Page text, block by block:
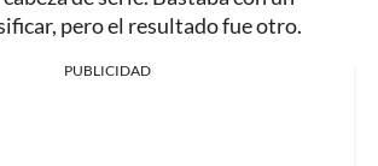
pero el resultado fue otro.
PUBLICIDAD